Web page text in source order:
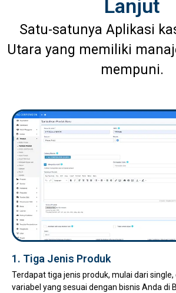
Lanjut
Satu-satunya Aplikasi
Utara yang memiliki
mempuni.
1. Tiga Jenis Produk
Terdapat tiga jenis produk, mulai dari
variabel yang sesuai dengan bisnis Anda di